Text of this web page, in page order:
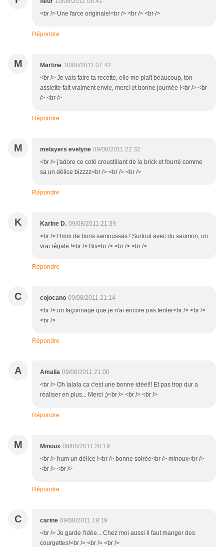
<br /> Une farce originale!<br /> <br /> <br />
Répondre
M Martine 10/08/2011 07:42
<br /> Je vais faire ta recette, elle me plaît beaucoup, ton
assiette fait vraiment envie, merci et bonne journée !<br /> <br
/> <br />
Répondre
M melayers evelyne 09/08/2011 22:32
<br /> j'adore ce coté croustillant de la brick et fourré comme
sa un délice bizzzz<br /> <br /> <br />
Répondre
K Karine D. 09/08/2011 21:39
<br /> Hmm de bons samoussas ! Surtout avec du saumon, un
vrai régale !<br /> Bis<br /> <br /> <br />
Répondre
C cojocano 09/08/2011 21:14
<br /> un façonnage que je n'ai encore pas tenter<br /> <br />
<br />
Répondre
A Amalia 09/08/2011 21:00
<br /> Oh lalala ca c'est une bonne idée!!! Et pas trop dur a
réaliser en plus... Merci ;)<br /> <br /> <br />
Répondre
M Minoux 09/08/2011 20:19
<br /> hum un délice !<br /> bonne soirée<br /> minoux<br />
<br /> <br />
Répondre
C carine 09/08/2011 19:19
<br /> Je garde l'idée... Chez moi aussi il faut manger des
courgettes!<br /> <br /> <br />